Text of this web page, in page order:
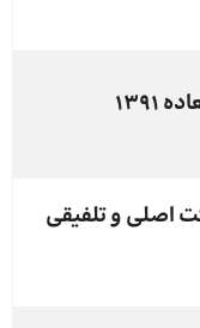
اصلی و تلفیقی